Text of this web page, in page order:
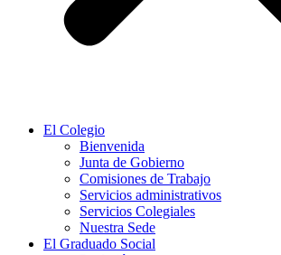
El Colegio
Bienvenida
Junta de Gobierno
Comisiones de Trabajo
Servicios administrativos
Servicios Colegiales
Nuestra Sede
El Graduado Social